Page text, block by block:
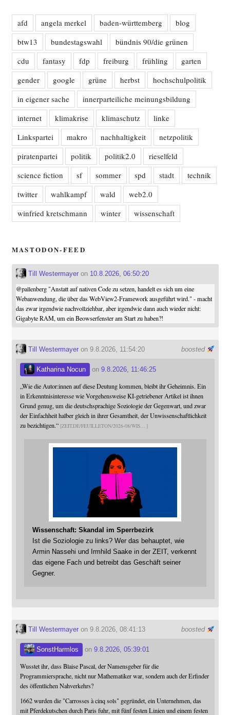
afd angela merkel baden-württemberg
blog
btw13
bundestagswahl
bündnis 90/die grünen
cdu
fantasy fdp freiburg frühling
garten
gender
google grüne herbst
hochschulpolitik
in eigener sache
innerparteiliche meinungsbildung
internet
klimakrise klimaschutz
linke
Linkspartei
makro nachhaltigkeit
netzpolitik
piratenpartei
politik politik2.0
rieselfeld
science fiction
sf sommer spd stadt
technik
twitter
wahlkampf wald
web2.0
winfried kretschmann
winter wissenschaft
MASTODON-FEED
Till Westermayeron 10.8.2026, 06:50:20
@pallenberg"Anstatt auf nativen Code zu setzen, handelt es sich um eine
Webanwendung, die über das WebView2-Framework ausgeführt wird." - macht
das zwar irgendwie nachvollziehbar, aber irgendwie dann auch wieder nicht:
Gigabyte RAM, um ein Beowserfenster am Start zu haben?!
boosted
Till Westermayeron 9.8.2026, 11:54:20
Katharina Nocun on 9.8.2026, 11:46:25
„Wie die Autor:innen auf diese Deutung kommen, bleibt ihr Geheimnis. Ein
in Erkenntnisinteresse wie Vorgehensweise KI-getriebener Artikel ist ihnen
Grund genug, um die deutschsprachige Soziologie der Gegenwart, und zwar
der Einfachheit halber gleich in ihrer Gesamtheit, der Unwissenschaftlichkeit
zu bezichtigen.“ ZEIT.DE/FEUILLETON/2026-08/WIS
Wissenschaft: Skandal im Sperrbezirk
Ist die Soziologie zu links? Wer das behauptet, wie
Armin Nassehi und Irmhild Saake in der ZEIT, verkennt
das eigene Fach und betreibt das Geschäft seiner
Gegner.
boosted
Till Westermayeron 9.8.2026, 08:41:13
SonstHarmlos on 9.8.2026, 05:39:01
Wusstet ihr, dass Blaise Pascal, der Namensgeber für die
Programmiersprache, nicht nur Mathematiker war, sondern auch der Erfinder
des öffentlichen Nahverkehrs?
1662 wurden die "Carrosses à cinq sols" gegründet, ein Unternehmen, das
mit Pferdekutschen durch Paris fuhr, mit fünf festen Linien und einem festen